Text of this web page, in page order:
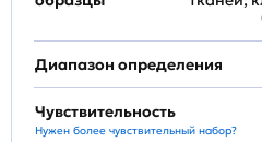
Диапазон определения
Чувствительность
Нужен более чувствительный набор?